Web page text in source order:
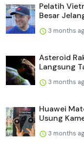
Pelatih
Besar
3 months
Asteroid
Langsung
3 months
Huawei
Usung
3 months